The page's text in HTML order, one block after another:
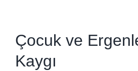
Çocuk ve
Kaygı